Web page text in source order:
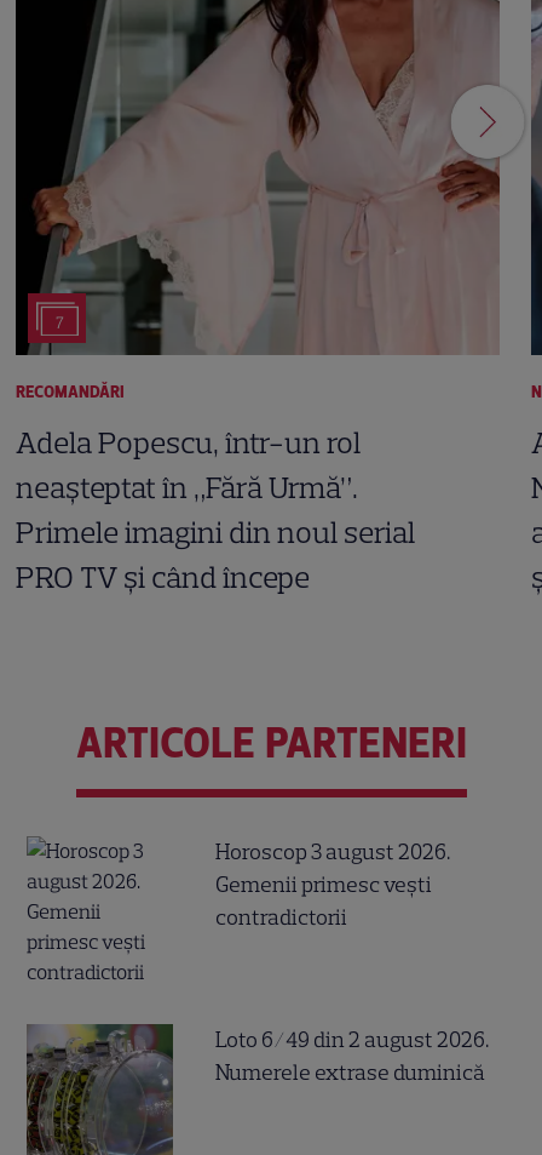
7
RECOMANDĂRI
Adela Popescu, într-un rol
neașteptat în „Fără Urmă”.
Primele imagini din noul serial
PRO TV și când începe
ARTICOLE PARTENERI
Horoscop 3 august 2026.
Gemenii primesc vești
contradictorii
Loto 6/49 din 2 august 2026.
Numerele extrase duminică